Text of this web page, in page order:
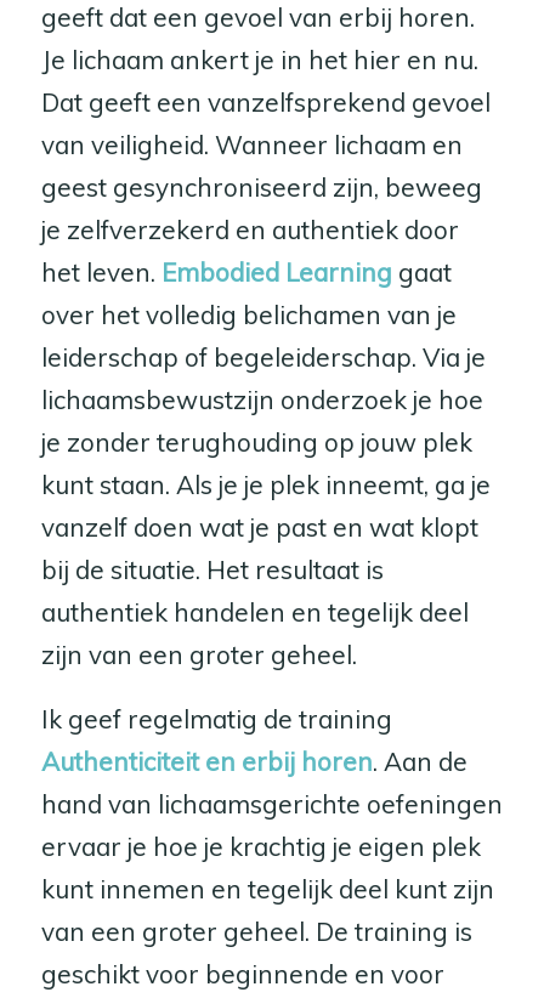
geeft dat een gevoel van erbij horen.
Je lichaam ankert je in het hier en nu.
Dat geeft een vanzelfsprekend gevoel
van veiligheid. Wanneer lichaam en
geest gesynchroniseerd zijn, beweeg
je zelfverzekerd en authentiek door
het leven. Embodied Learning gaat
over het volledig belichamen van je
leiderschap of begeleiderschap. Via je
lichaamsbewustzijn onderzoek je hoe
je zonder terughouding op jouw plek
kunt staan. Als je je plek inneemt, ga je
vanzelf doen wat je past en wat klopt
bij de situatie. Het resultaat is
authentiek handelen en tegelijk deel
zijn van een groter geheel.
Ik geef regelmatig de training
Authenticiteit en erbij horen. Aan de
hand van lichaamsgerichte oefeningen
ervaar je hoe je krachtig je eigen plek
kunt innemen en tegelijk deel kunt zijn
van een groter geheel. De training is
geschikt voor beginnende en voor